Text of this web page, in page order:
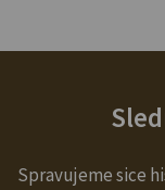
Spravujeme sice